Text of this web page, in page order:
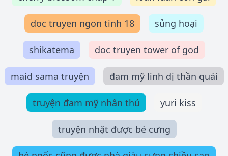
doc truyen ngon tinh 18 sủng hoại
shikatema doc truyen tower of god
maid sama truyện đam mỹ linh dị thần quái
truyện đam mỹ nhân thú yuri kiss
truyện nhặt được bé cưng